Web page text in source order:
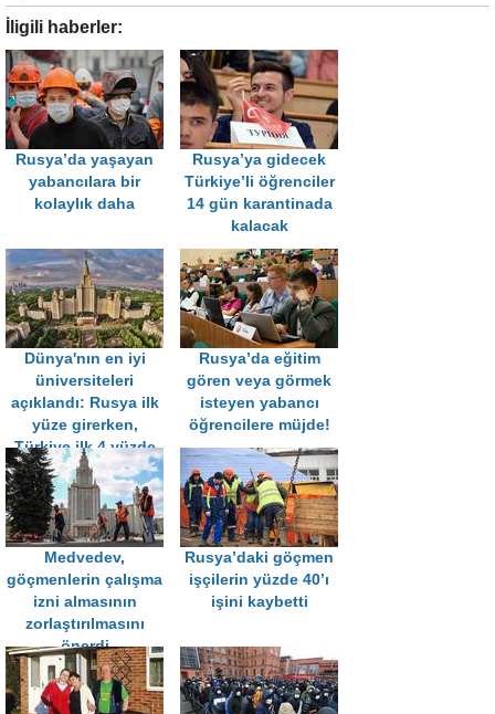
İligili haberler:
Rusya’da yaşayan
yabancılara bir
kolaylık daha
Rusya’ya gidecek
Türkiye’li öğrenciler
14 gün karantinada
kalacak
Dünya'nın en iyi
üniversiteleri
açıklandı: Rusya ilk
yüze girerken,
Türkiye ilk 4 yüzde
yok
Rusya’da eğitim
gören veya görmek
isteyen yabancı
öğrencilere müjde!
Medvedev,
göçmenlerin çalışma
izni almasının
zorlaştırılmasını
önerdi
Rusya’daki göçmen
işçilerin yüzde 40’ı
işini kaybetti